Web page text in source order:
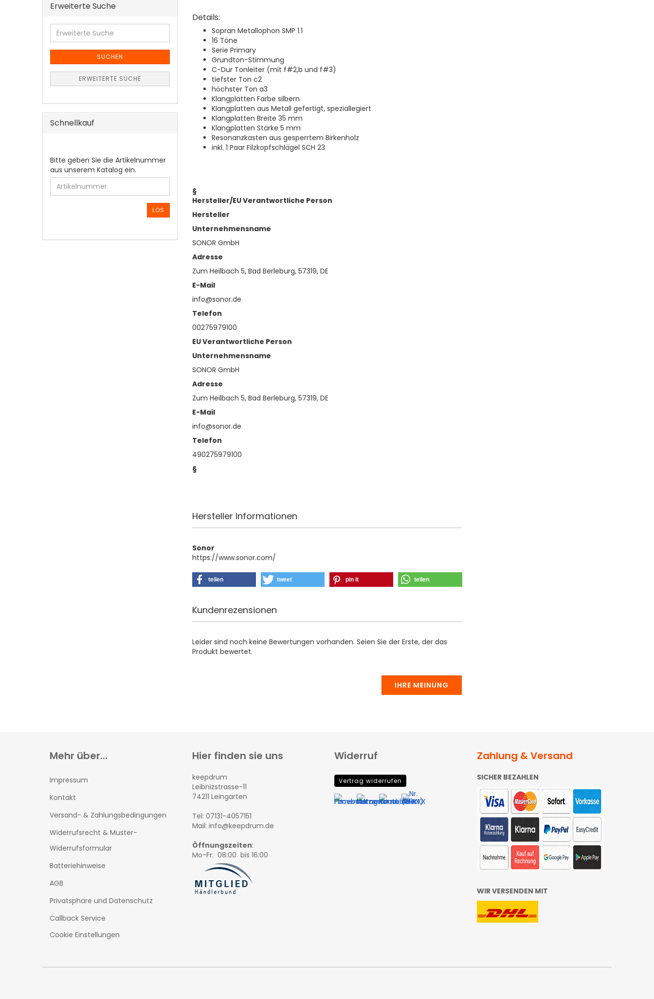
Details:
Sopran Metallophon SMP 1.1
16 Töne
Serie Primary
Grundton-Stimmung
C-Dur Tonleiter (mit f#2,b und f#3)
tiefster Ton c2
höchster Ton a3
Klangplatten Farbe silbern
Klangplatten aus Metall gefertigt, speziallegiert
Klangplatten Breite 35 mm
Klangplatten Stärke 5 mm
Resonanzkasten aus gesperrtem Birkenholz
inkl. 1 Paar Filzkopfschlägel SCH 23
§
Hersteller/EU Verantwortliche Person
Hersteller
Unternehmensname
SONOR GmbH
Adresse
Zum Heilbach 5, Bad Berleburg, 57319, DE
E-Mail
info@sonor.de
Telefon
00275979100
EU Verantwortliche Person
Unternehmensname
SONOR GmbH
Adresse
Zum Heilbach 5, Bad Berleburg, 57319, DE
E-Mail
info@sonor.de
Telefon
490275979100
§
Hersteller Informationen
Sonor
https://www.sonor.com/
teilen tweet pin it teilen
Kundenrezensionen
Leider sind noch keine Bewertungen vorhanden. Seien Sie der Erste, der das
Produkt bewertet.
IHRE MEINUNG
Erweiterte Suche
Erweiterte
Suche
SUCHEN
ERWEITERTE SUCHE
Schnellkauf
BITTE
GEBEN
SIE
DIE
ARTIKELNUMMER
EIN.
Bitte geben Sie die Artikelnummer
aus unserem Katalog ein.
LOS
Mehr über...
Impressum
Kontakt
Versand- & Zahlungsbedingungen
Widerrufsrecht & Muster-
Widerrufsformular
Batteriehinweise
AGB
Privatsphäre und Datenschutz
Callback Service
Cookie Einstellungen
Hier finden sie uns
keepdrum
Leibnizstrasse-11
74211 Leingarten
Tel: 07131-4057151
Mail: info@keepdrum.de
Öffnungszeiten:
Mo-Fr: 08:00 bis 16:00
Widerruf
Vertrag widerrufen
Zahlung & Versand
SICHER BEZAHLEN
WIR VERSENDEN MIT